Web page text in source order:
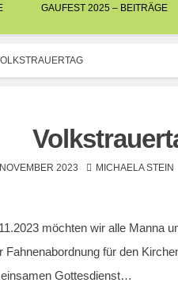
GAUFEST 2025 – BEITRÄGE
2023 MICHAELA STEIN
möchten wir alle Manna
Fahnenabordnung für den
Gottesdienst…